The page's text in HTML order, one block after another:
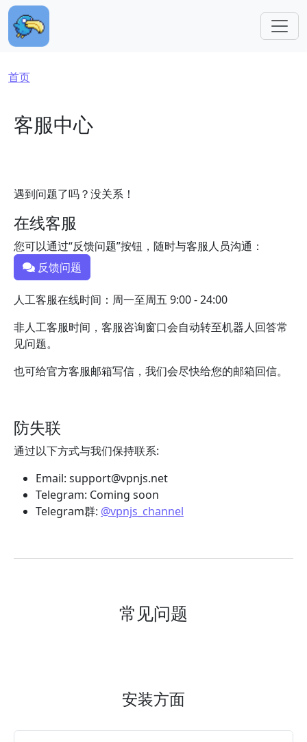
跳转到主要内容
面包屑
首页
客服中心
遇到问题了吗？没关系！
在线客服
您可以通过“反馈问题”按钮，随时与客服人员沟通：
反馈问题
人工客服在线时间：周一至周五 9:00 - 24:00
非人工客服时间，客服咨询窗口会自动转至机器人回答常
见问题。
也可给官方客服邮箱写信，我们会尽快给您的邮箱回信。
防失联
通过以下方式与我们保持联系:
Email: support@vpnjs.net
Telegram: Coming soon
Telegram群: @vpnjs_channel
常见问题
安装方面